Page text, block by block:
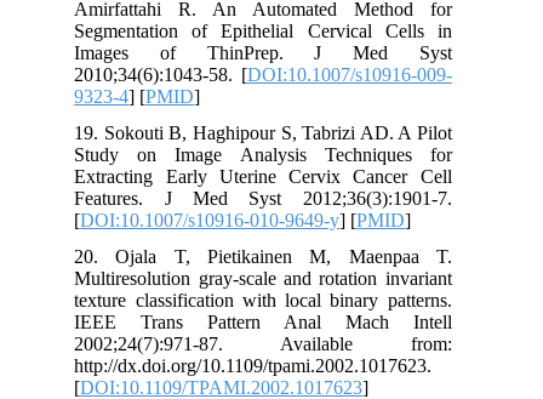
Amirfattahi R. An Automated Method for
Segmentation of Epithelial Cervical Cells in
Images of ThinPrep. J Med Syst
2010;34(6):1043-58. [DOI:10.1007/s10916-009-
9323-4] [PMID
19. Sokouti B, Haghipour S, Tabrizi AD. A Pilot
Study on Image Analysis Techniques for
Extracting Early Uterine Cervix Cancer Cell
Features. J Med Syst 2012;36(3):1901-7.
[DOI:10.1007/s10916-010-9649-y] [PMID
20. Ojala T, Pietikainen M, Maenpaa T.
Multiresolution gray-scale and rotation invariant
texture classification with local binary patterns.
IEEE Trans Pattern Anal Mach Intell
2002;24(7):971-87. Available from:
http://dx.doi.org/10.1109/tpami.2002.1017623.
[DOI:10.1109/TPAMI.2002.1017623